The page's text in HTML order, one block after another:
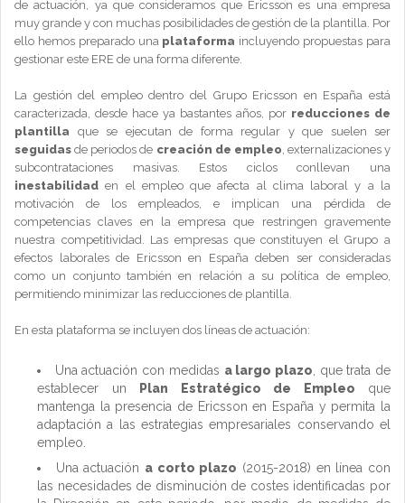
de actuación, ya que consideramos que Ericsson es una empresa
muy grande y con muchas posibilidades de gestión de la plantilla. Por
ello hemos preparado una plataforma incluyendo propuestas para
gestionar este ERE de una forma diferente.
La gestión del empleo dentro del Grupo Ericsson en España está
caracterizada, desde hace ya bastantes años, por reducciones de
plantilla que se ejecutan de forma regular y que suelen ser
seguidas de periodos de creación de empleo, externalizaciones y
subcontrataciones masivas. Estos ciclos conllevan una
inestabilidad en el empleo que afecta al clima laboral y a la
motivación de los empleados, e implican una pérdida de
competencias claves en la empresa que restringen gravemente
nuestra competitividad. Las empresas que constituyen el Grupo a
efectos laborales de Ericsson en España deben ser consideradas
como un conjunto también en relación a su política de empleo,
permitiendo minimizar las reducciones de plantilla.
En esta plataforma se incluyen dos líneas de actuación:
Una actuación con medidas a largo plazo, que trata de
establecer un
Plan Estratégico de Empleo que
mantenga la presencia de Ericsson en España y permita la
adaptación a las estrategias empresariales conservando el
empleo.
Una actuación a corto plazo (2015-2018) en línea con
las necesidades de disminución de costes identificadas por